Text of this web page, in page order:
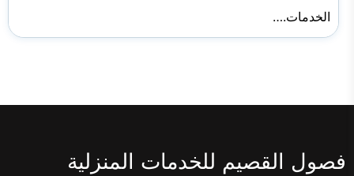
الخدمات.…
فصول القصيم للخدمات المنزلية